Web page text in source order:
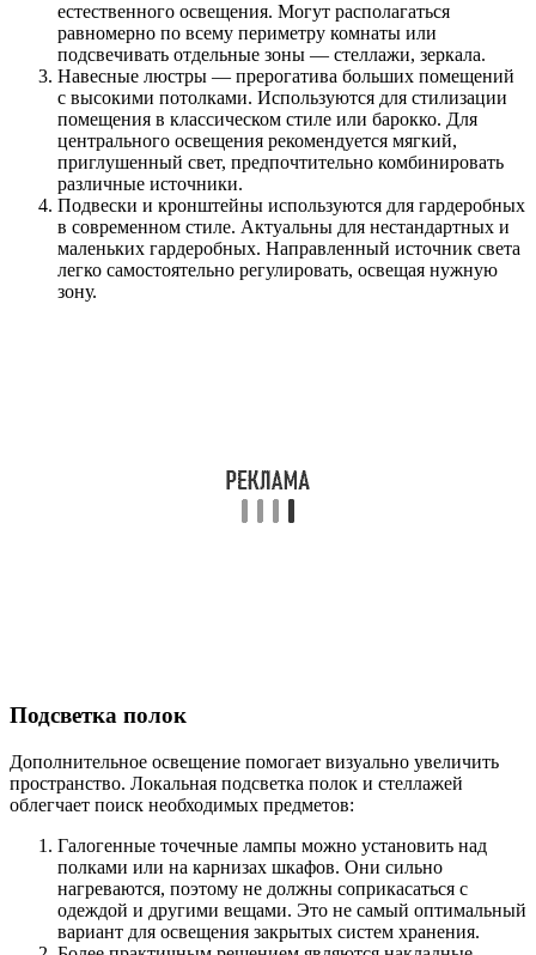
естественного освещения. Могут располагаться
равномерно по всему периметру комнаты или
подсвечивать отдельные зоны — стеллажи, зеркала.
Навесные люстры — прерогатива больших помещений
с высокими потолками. Используются для стилизации
помещения в классическом стиле или барокко. Для
центрального освещения рекомендуется мягкий,
приглушенный свет, предпочтительно комбинировать
различные источники.
Подвески и кронштейны используются для гардеробных
в современном стиле. Актуальны для нестандартных и
маленьких гардеробных. Направленный источник света
легко самостоятельно регулировать, освещая нужную
зону.
Подсветка полок
Дополнительное освещение помогает визуально увеличить
пространство. Локальная подсветка полок и стеллажей
облегчает поиск необходимых предметов:
Галогенные точечные лампы можно установить над
полками или на карнизах шкафов. Они сильно
нагреваются, поэтому не должны соприкасаться с
одеждой и другими вещами. Это не самый оптимальный
вариант для освещения закрытых систем хранения.